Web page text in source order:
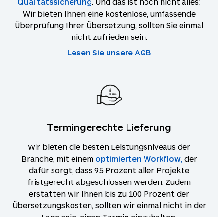
Wir bieten Ihnen eine kostenlose, umfassende
Überprüfung Ihrer Übersetzung, sollten Sie einmal
nicht zufrieden sein.
Lesen Sie unsere AGB
Termingerechte Lieferung
Wir bieten die besten Leistungsniveaus der
Branche, mit einem optimierten Workflow, der
dafür sorgt, dass 95 Prozent aller Projekte
fristgerecht abgeschlossen werden. Zudem
erstatten wir Ihnen bis zu 100 Prozent der
Übersetzungskosten, sollten wir einmal nicht in der